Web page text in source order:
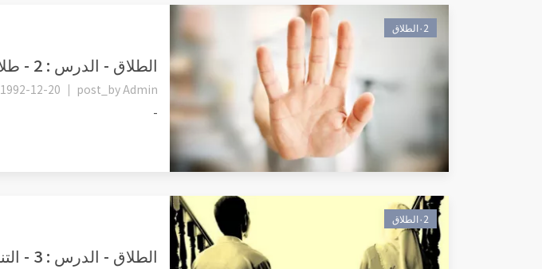
٠2الطلاق
الطلاق - الدرس : 2 - طلاق المكره ، السكران ، الغضبان ، الهازل وال...
post_byAdmin
1992-12-20
-
٠2الطلاق
الطلاق - الدرس : 3 - التنجيز ، والتعليق ، والطلاق السني، والطلاق...